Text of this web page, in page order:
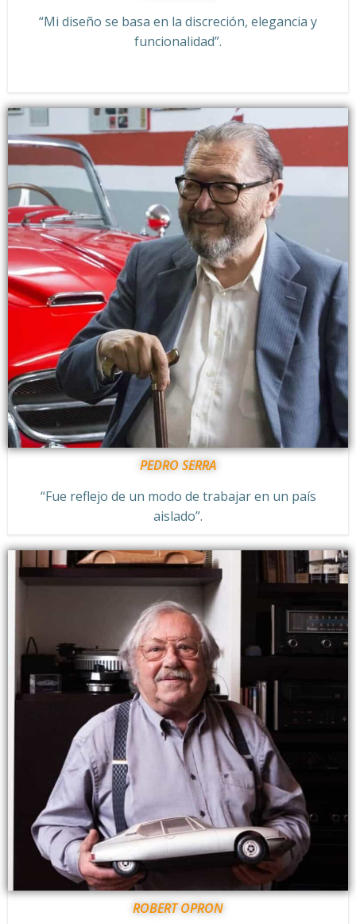
“Mi diseño se basa en la discreción, elegancia y
funcionalidad”.
PEDRO SERRA
“Fue reflejo de un modo de trabajar en un país
aislado”.
ROBERT OPRON